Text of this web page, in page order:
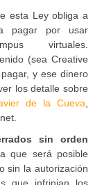
esta Ley obliga a
pagar por usar
virtuales.
(sea Creative
y ese dinero
los detalle sobre
de la Cueva
sin orden
que será posible
sin la autorización
que infrinjan los